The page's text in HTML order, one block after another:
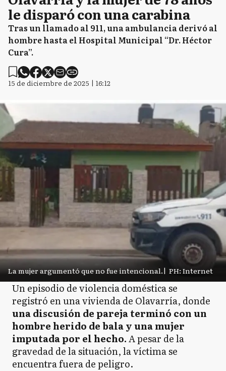
le disparó con una carabina
Tras un llamado al 911, una ambulancia derivó al
hombre hasta el Hospital Municipal “Dr. Héctor
Cura”.
15 de diciembre de 2025 | 16:12
La mujer argumentó que no fue intencional.| PH: Internet
Un episodio de violencia doméstica se
registró en una vivienda de Olavarría, donde
una discusión de pareja terminó con un
hombre herido de bala y una mujer
imputada por el hecho.A pesar de la
gravedad de la situación, la víctima se
encuentra fuera de peligro.